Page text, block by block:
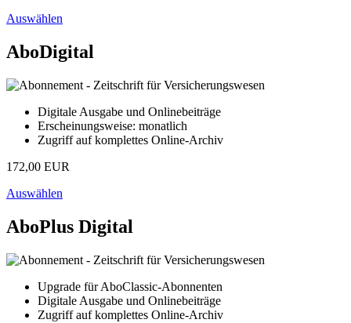
Auswählen
AboDigital
Digitale Ausgabe und Onlinebeiträge
Erscheinungsweise: monatlich
Zugriff auf komplettes Online-Archiv
172,00 EUR
Auswählen
AboPlus Digital
Upgrade für AboClassic-Abonnenten
Digitale Ausgabe und Onlinebeiträge
Zugriff auf komplettes Online-Archiv